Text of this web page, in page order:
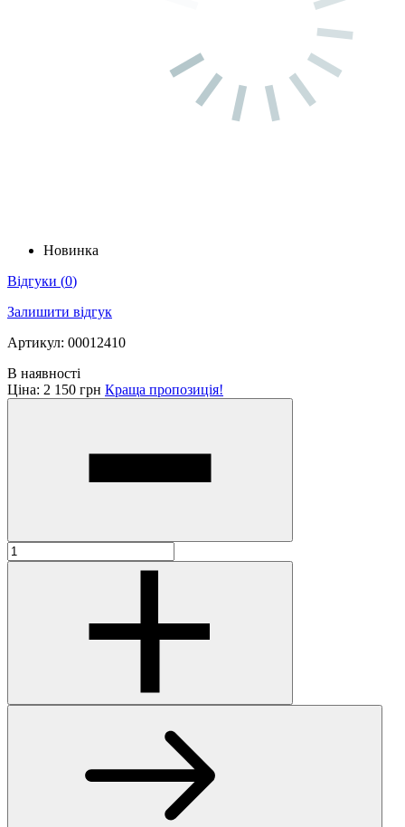
Новинка
Відгуки (0)
Залишити відгук
Артикул: 00012410
В наявності
Ціна: 2 150 грн Краща пропозиція!